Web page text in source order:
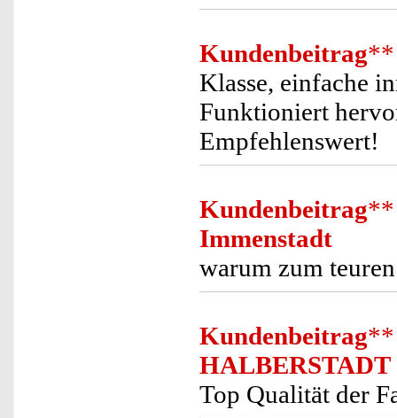
Kundenbeitrag**
Klasse, einfache
Funktioniert
Empfehlenswert!
Kundenbeitrag**
Immenstadt
warum zum
Kundenbeitrag**
HALBERSTADT
Top Qualität der